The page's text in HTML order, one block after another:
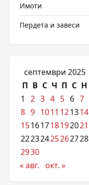
Имоти
Пердета и завеси
септември 2025
П В С Ч П С Н
1
2 3 4 5 6 7
8 9 1011 121314
15161718192021
22232425262728
2930
« авг.
окт. »